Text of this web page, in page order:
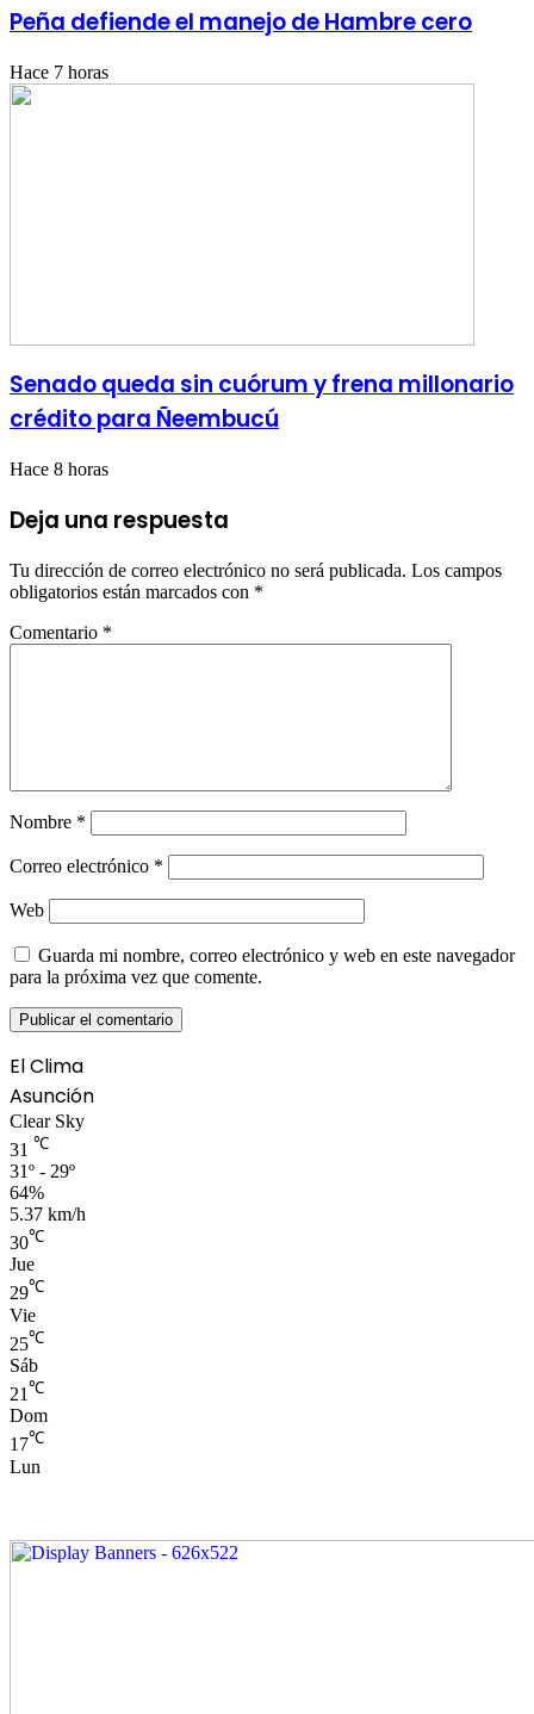
Peña defiende el manejo de Hambre cero
Hace 7 horas
Senado queda sin cuórum y frena millonario
crédito para Ñeembucú
Hace 8 horas
Deja una respuesta
Tu dirección de correo electrónico no será publicada. Los campos
obligatorios están marcados con *
Comentario *
Nombre *
Correo electrónico *
Web
Guarda mi nombre, correo electrónico y web en este navegador
para la próxima vez que comente.
El Clima
Asunción
Clear Sky
31 ℃
31º - 29º
64%
5.37 km/h
30℃
Jue
29℃
Vie
25℃
Sáb
21 ℃
Dom
17℃
Lun